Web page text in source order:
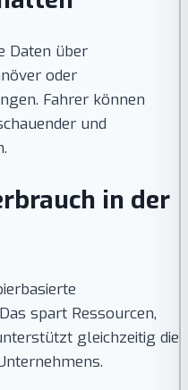
Daten über
oder
Fahrer können
und
in der
spart Ressourcen,
gleichzeitig die